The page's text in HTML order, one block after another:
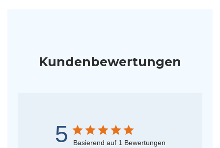
Kundenbewertungen
5 Basierend auf 1 Bewertungen